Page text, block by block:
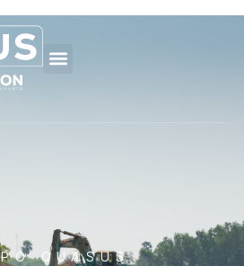
QUASUS